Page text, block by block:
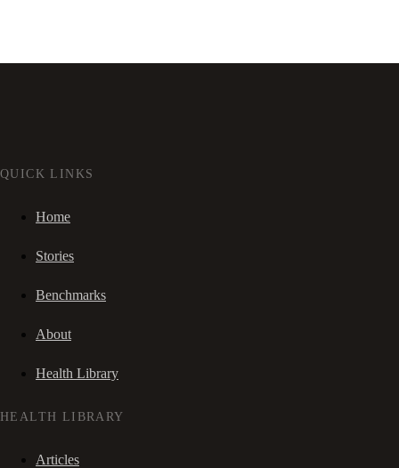
QUICK LINKS
Home
Stories
Benchmarks
About
Health Library
HEALTH LIBRARY
Articles